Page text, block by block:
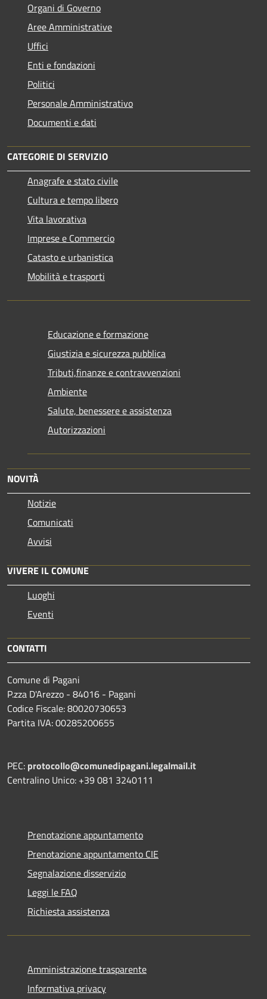
Organi di Governo
Aree Amministrative
Uffici
Enti e fondazioni
Politici
Personale Amministrativo
Documenti e dati
CATEGORIE DI SERVIZIO
Anagrafe e stato civile
Cultura e tempo libero
Vita lavorativa
Imprese e Commercio
Catasto e urbanistica
Mobilità e trasporti
Educazione e formazione
Giustizia e sicurezza pubblica
Tributi,finanze e contravvenzioni
Ambiente
Salute, benessere e assistenza
Autorizzazioni
NOVITÀ
Notizie
Comunicati
Avvisi
VIVERE IL COMUNE
Luoghi
Eventi
CONTATTI
Comune di Pagani
P.zza D'Arezzo - 84016 - Pagani
Codice Fiscale: 80020730653
Partita IVA: 00285200655
PEC: protocollo@comunedipagani.legalmail.it
Centralino Unico: +39 081 3240111
Prenotazione appuntamento
Prenotazione appuntamento CIE
Segnalazione disservizio
Leggi le FAQ
Richiesta assistenza
Amministrazione trasparente
Informativa privacy